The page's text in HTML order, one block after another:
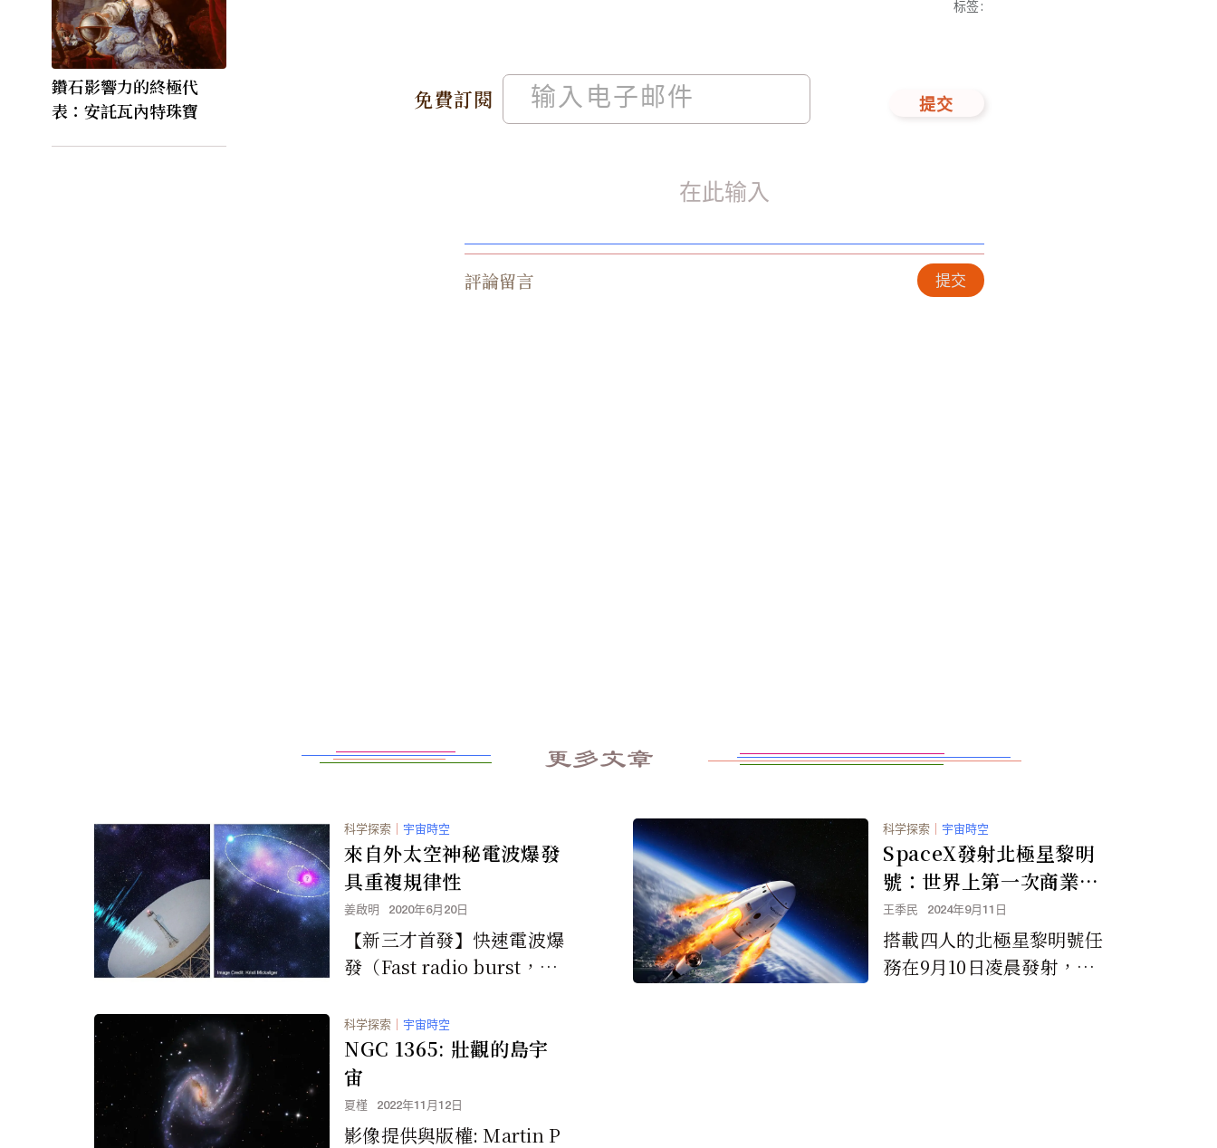
鑽石影響力的終極代
表：安託瓦內特珠寶
免費訂閱 提交
标签:
評論留言 提交
更多文章
科学探索 ｜ 宇宙時空
來自外太空神秘電波爆發
具重複規律性
姜啟明 2020年6月20日
【新三才首發】快速電波爆
發（Fast radio burst，FR
電波脈衝訊號，僅持續一至
幾...
科学探索 ｜ 宇宙時空
SpaceX發射北極星黎明
號：世界上第一次商業太
空漫步
王季民 2024年9月11日
搭載四人的北極星黎明號任
務在9月10日凌晨發射，將
科学探索 ｜ 宇宙時空
NGC 1365: 壯觀的島宇
宙
夏槿 2022年11月12日
影像提供與版權: Martin P